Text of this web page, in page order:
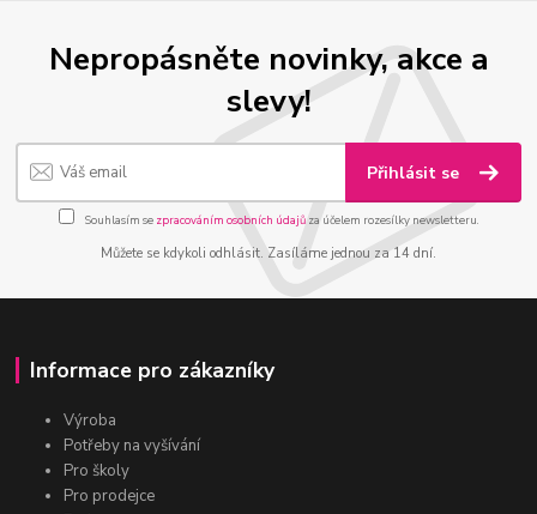
Nepropásněte novinky, akce a
slevy!
Přihlásit se
Souhlasím se zpracováním osobních údajůza účelem rozesílky newsletteru.
Můžete se kdykoli odhlásit. Zasíláme jednou za 14 dní.
Informace pro zákazníky
Výroba
Potřeby na vyšívání
Pro školy
Pro prodejce